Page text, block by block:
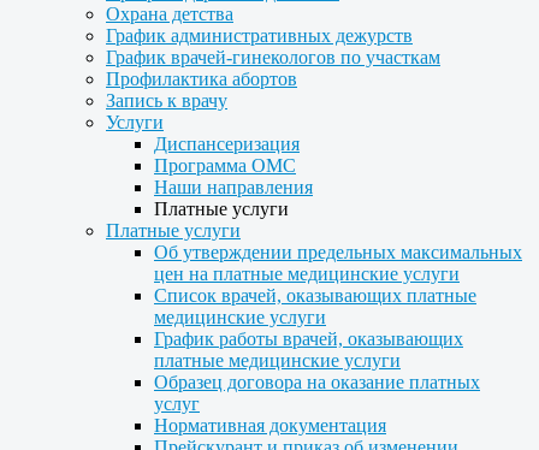
Охрана детства
График административных дежурств
График врачей-гинекологов по участкам
Профилактика абортов
Запись к врачу
Услуги
Диспансеризация
Программа ОМС
Наши направления
Платные услуги
Платные услуги
Об утверждении предельных максимальных
цен на платные медицинские услуги
Список врачей, оказывающих платные
медицинские услуги
График работы врачей, оказывающих
платные медицинские услуги
Образец договора на оказание платных
услуг
Нормативная документация